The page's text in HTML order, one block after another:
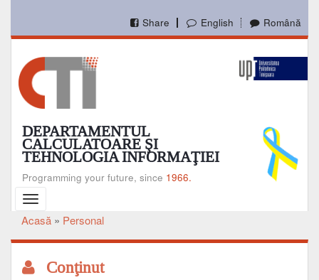
conţinutul
English Română
Share
DEPARTAMENTUL
CALCULATOARE ŞI
TEHNOLOGIA INFORMAŢIEI
Programming your future, since 1966.
Toggle
navigation
Breadcrumb
Acasă Personal
Conţinut